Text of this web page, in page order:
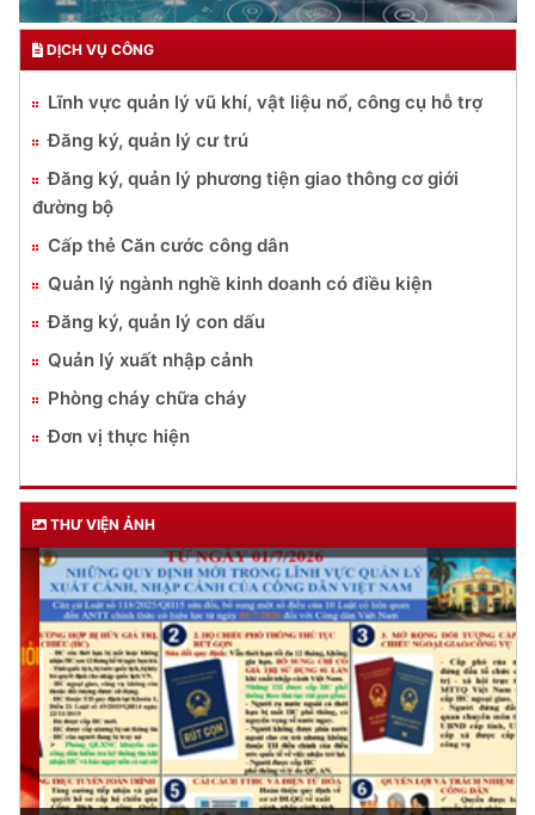
DỊCH VỤ CÔNG
Lĩnh vực quản lý vũ khí, vật liệu nổ, công cụ hỗ trợ
Đăng ký, quản lý cư trú
Đăng ký, quản lý phương tiện giao thông cơ giới
đường bộ
Cấp thẻ Căn cước công dân
Quản lý ngành nghề kinh doanh có điều kiện
Đăng ký, quản lý con dấu
Quản lý xuất nhập cảnh
Phòng cháy chữa cháy
Đơn vị thực hiện
THƯ VIỆN ẢNH